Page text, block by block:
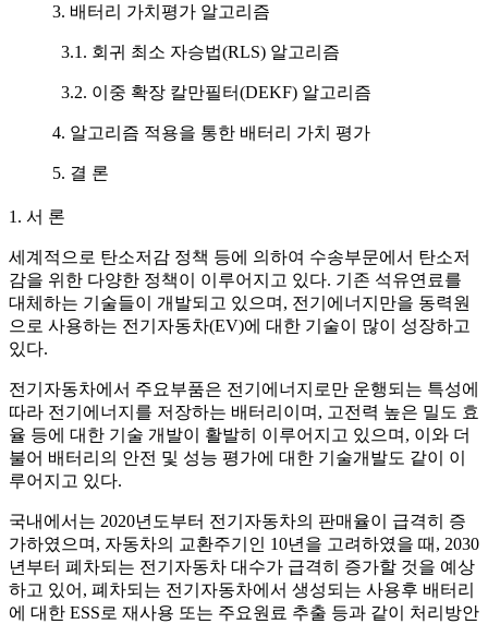
3. 배터리 가치평가 알고리즘
3.1. 회귀 최소 자승법(RLS) 알고리즘
3.2. 이중 확장 칼만필터(DEKF) 알고리즘
4. 알고리즘 적용을 통한 배터리 가치 평가
5. 결 론
1. 서 론
세계적으로 탄소저감 정책 등에 의하여 수송부문에서 탄소저
감을 위한 다양한 정책이 이루어지고 있다. 기존 석유연료를
대체하는 기술들이 개발되고 있으며, 전기에너지만을 동력원
으로 사용하는 전기자동차(EV)에 대한 기술이 많이 성장하고
있다.
전기자동차에서 주요부품은 전기에너지로만 운행되는 특성에
따라 전기에너지를 저장하는 배터리이며, 고전력 높은 밀도 효
율 등에 대한 기술 개발이 활발히 이루어지고 있으며, 이와 더
불어 배터리의 안전 및 성능 평가에 대한 기술개발도 같이 이
루어지고 있다.
국내에서는 2020년도부터 전기자동차의 판매율이 급격히 증
가하였으며, 자동차의 교환주기인 10년을 고려하였을 때, 2030
년부터 폐차되는 전기자동차 대수가 급격히 증가할 것을 예상
하고 있어, 폐차되는 전기자동차에서 생성되는 사용후 배터리
에 대한 ESS로 재사용 또는 주요원료 추출 등과 같이 처리방안